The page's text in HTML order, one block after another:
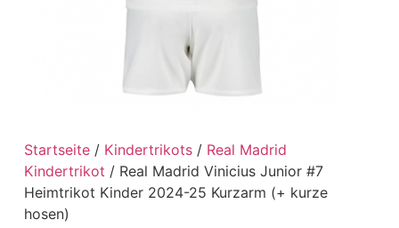
Startseite/ Kindertrikots/ Real Madrid
Kindertrikot / Real Madrid Vinicius Junior #7
Heimtrikot Kinder 2024-25 Kurzarm (+ kurze
hosen)